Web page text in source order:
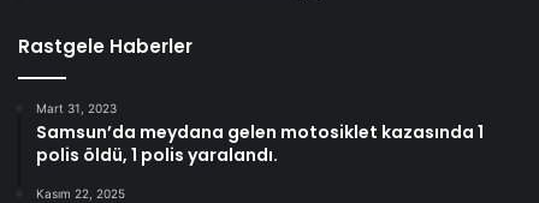
Rastgele Haberler
Mart 31, 2023
Samsun’da meydana gelen motosiklet kazasında 1
polis öldü, 1 polis yaralandı.
Kasım 22, 2025